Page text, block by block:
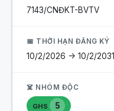
7143/CNĐKT-BVTV
📅 THỜI HẠN ĐĂNG KÝ
10/2/2026 -> 10/2/2031
☠️ NHÓM ĐỘC
GHS 5